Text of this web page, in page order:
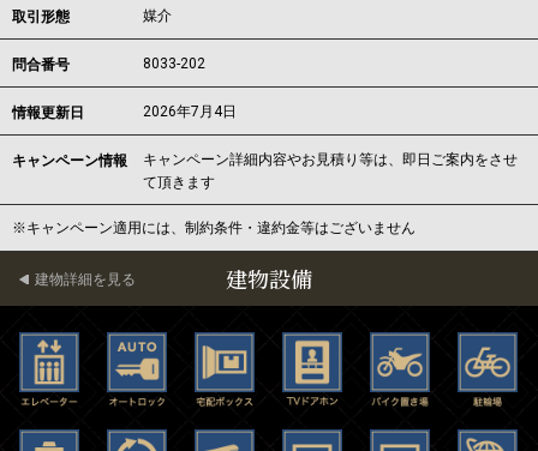
取引形態 媒介
問合番号 8033-202
情報更新日 2026年7月4日
キャンペーン情報
キャンペーン詳細内容やお見積り等は、即日ご案内をさせ
て頂きます
※キャンペーン適用には、制約条件・違約金等はございません
建物設備
建物詳細を見る